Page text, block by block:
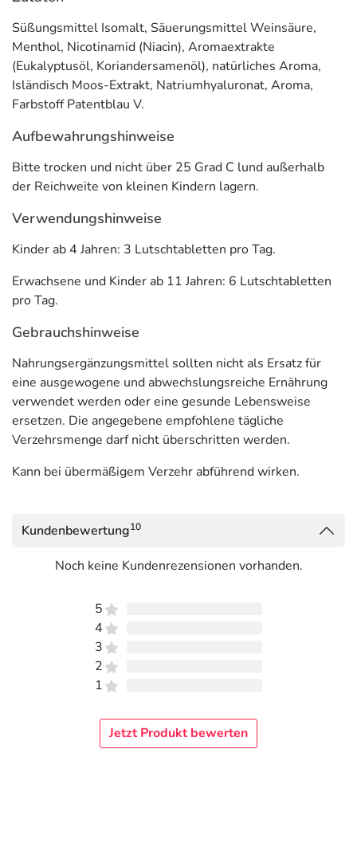
verfügt übereinen erfrischenden Menthol-Geschmack.
Das enthaltene Niacin trägt zumErhalt normaler
Schleimhäute bei.
* Niacin trägt zum Erhalt normaler Schleimhäute bei.
Anwendung
Kinder ab 4 Jahren: 3 Lutschtabletten pro Tag.
Erwachsene und Kinder ab 11 Jahren: 6 Lutschtabletten
pro Tag.
Inhaltsstoffe
Inhalsstoff pro 3 Tabletten *NRV % pro 6 Tabletten
Moos-Extrakt
Hyaluronsäure 4,5 mg *** 9 mg
Adresse des Lebensmittel-Unternehmens
Geronsmühlengasse 1-11
Informationen zu diesem Lebensmittel (wie z. B. Zutaten,
hinterlegt. (oben)
Süßungsmittel Isomalt, Säuerungsmittel Weinsäure,
Menthol, Nicotinamid (Niacin), Aromaextrakte
(Eukalyptusöl, Koriandersamenöl), natürliches Aroma,
Isländisch Moos-Extrakt, Natriumhyaluronat, Aroma,
Farbstoff Patentblau V.
Aufbewahrungshinweise
Bitte trocken und nicht über 25 Grad C lund außerhalb
der Reichweite von kleinen Kindern lagern.
Verwendungshinweise
Kinder ab 4 Jahren: 3 Lutschtabletten pro Tag.
Erwachsene und Kinder ab 11 Jahren: 6 Lutschtabletten
pro Tag.
Gebrauchshinweise
Nahrungsergänzungsmittel sollten nicht als Ersatz für
eine ausgewogene und abwechslungsreiche Ernährung
verwendet werden oder eine gesunde Lebensweise
ersetzen. Die angegebene empfohlene tägliche
Verzehrsmenge darf nicht überschritten werden.
Kann bei übermäßigem Verzehr abführend wirken.
Kundenbewertung10
Noch keine Kundenrezensionen vorhanden.
5
4
3
2
1
Jetzt Produkt bewerten